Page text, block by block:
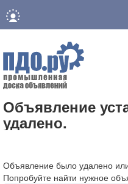
Объявление
удалено.
Объявление было удалено
Попробуйте найти нужное